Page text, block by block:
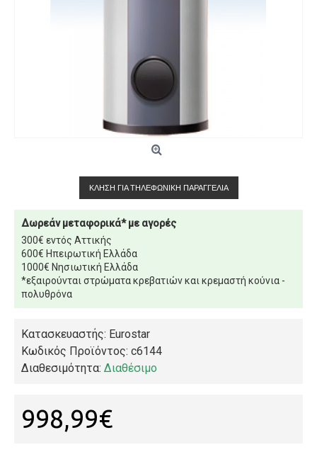
ΚΛΉΣΗ ΓΙΑ ΤΗΛΕΦΩΝΙΚΉ ΠΑΡΑΓΓΕΛΊΑ
Δωρεάν μεταφορικά* με αγορές
300€ εντός Αττικής
600€ Ηπειρωτική Ελλάδα
1000€ Νησιωτική Ελλάδα
*εξαιρούνται στρώματα κρεβατιών και κρεμαστή κούνια -
πολυθρόνα
Κατασκευαστής: Eurostar
Κωδικός Προϊόντος: c6144
Διαθεσιμότητα: Διαθέσιμο
998,99€